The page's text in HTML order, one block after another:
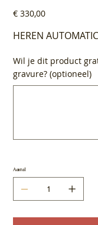
Prijs
€ 330,00
HEREN
Wil je dit product
gravure? (optioneel)
Aantal